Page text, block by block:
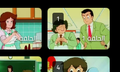
1
الحلقة 1 الحلقة 2
4